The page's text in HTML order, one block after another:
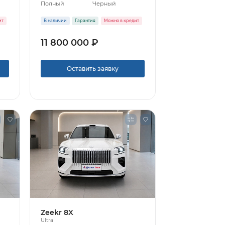
Полный Черный
В наличии Гарантия Можно в кредит
11 800 000 ₽
Оставить заявку
Zeekr 8X
Ultra